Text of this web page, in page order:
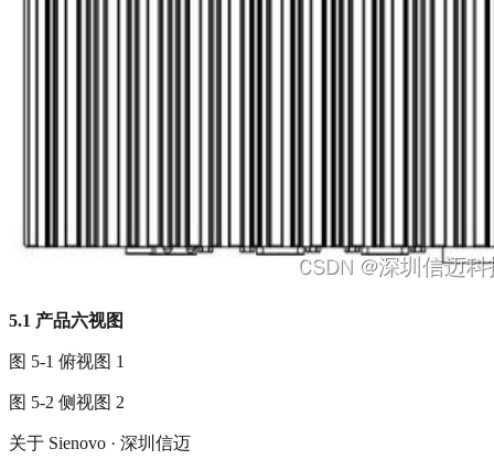
5.1 产品六视图
图 5-1 俯视图 1
图 5-2 侧视图 2
关于 Sienovo · 深圳信迈